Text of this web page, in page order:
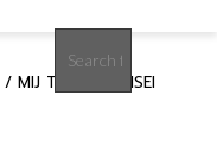
search
/ MIJ TAKEO-SENSEI